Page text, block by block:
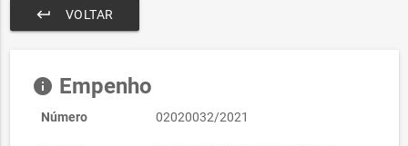
VOLTAR
keyboard_return
info Empenho
Número 02020032/2021